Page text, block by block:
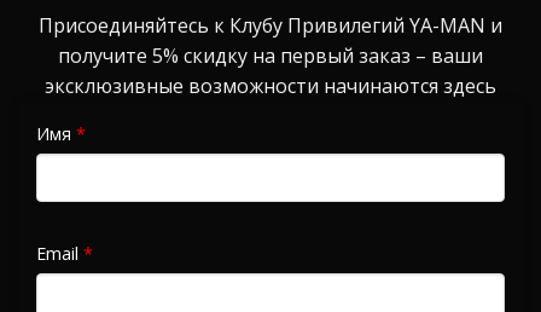
Присоединяйтесь к Клубу Привилегий YA-MAN и
получите 5% скидку на первый заказ – ваши
эксклюзивные возможности начинаются здесь
Имя *
Email *